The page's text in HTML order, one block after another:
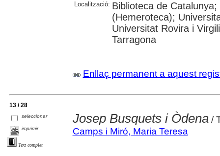
Localització: Biblioteca de
(Hemeroteca);
Universitat Rovira i
Tarragona
Enllaç permanent a aquest
13 / 28
seleccionar
imprimir
Text complet
Josep Busquets i Òdena/
Camps i Miró, Maria Teresa